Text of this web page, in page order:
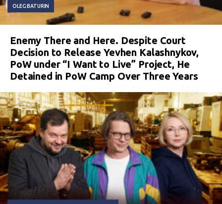
OLEG BATURIN
Enemy There and Here. Despite Court
Decision to Release Yevhen Kalashnykov,
PoW under “I Want to Live” Project, He
Detained in PoW Camp Over Three Years